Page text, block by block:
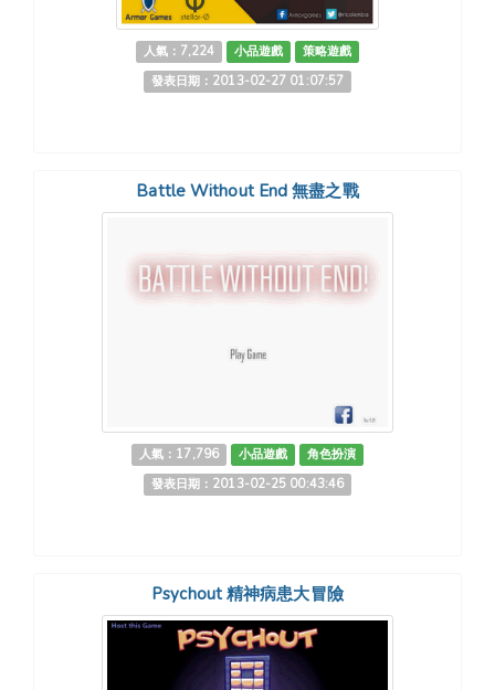
人氣：7,224 小品遊戲
策略遊戲
發表日期：2013-02-27 01:07:57
Battle Without End 無盡之戰
人氣：17,796 小品遊戲
角色扮演
發表日期：2013-02-25 00:43:46
Psychout 精神病患大冒險